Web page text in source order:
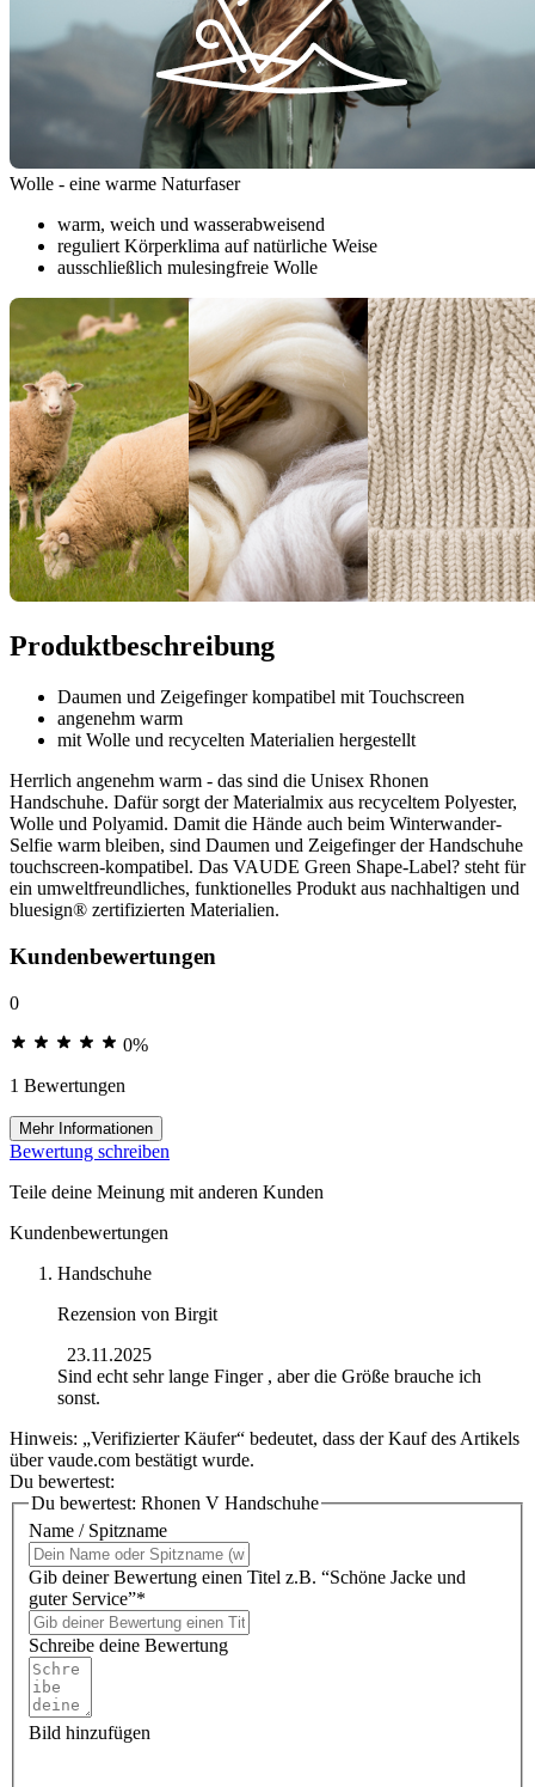
Wolle - eine warme Naturfaser
warm, weich und wasserabweisend
reguliert Körperklima auf natürliche Weise
ausschließlich mulesingfreie Wolle
Produktbeschreibung
Daumen und Zeigefinger kompatibel mit Touchscreen
angenehm warm
mit Wolle und recycelten Materialien hergestellt
Herrlich angenehm warm - das sind die Unisex Rhonen
Handschuhe. Dafür sorgt der Materialmix aus recyceltem Polyester,
Wolle und Polyamid. Damit die Hände auch beim Winterwander-
Selfie warm bleiben, sind Daumen und Zeigefinger der Handschuhe
touchscreen-kompatibel. Das VAUDE Green Shape-Label? steht für
ein umweltfreundliches, funktionelles Produkt aus nachhaltigen und
bluesign® zertifizierten Materialien.
Kundenbewertungen
0
0%
1 Bewertungen
Mehr Informationen
Bewertung schreiben
Teile deine Meinung mit anderen Kunden
Kundenbewertungen
Handschuhe
Rezension von Birgit
23.11.2025
Sind echt sehr lange Finger , aber die Größe brauche ich
sonst.
Hinweis: „Verifizierter Käufer“ bedeutet, dass der Kauf des Artikels
über vaude.com bestätigt wurde.
Du bewertest:
Du bewertest: Rhonen V Handschuhe
Name / Spitzname
Gib deiner Bewertung einen Titel z.B. “Schöne Jacke und
guter Service”*
Schreibe deine Bewertung
Bild hinzufügen